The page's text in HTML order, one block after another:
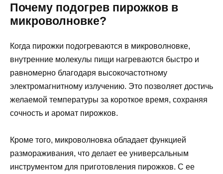
Почему подогрев пирожков в
микроволновке?
Когда пирожки подогреваются в микроволновке,
внутренние молекулы пищи нагреваются быстро и
равномерно благодаря высокочастотному
электромагнитному излучению. Это позволяет достичь
желаемой температуры за короткое время, сохраняя
сочность и аромат пирожков.
Кроме того, микроволновка обладает функцией
размораживания, что делает ее универсальным
инструментом для приготовления пирожков. С ее